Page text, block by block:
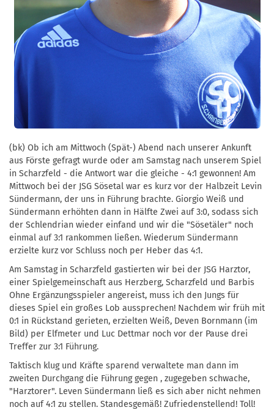
(bk) Ob ich am Mittwoch (Spät-) Abend nach unserer Ankunft
aus Förste gefragt wurde oder am Samstag nach unserem Spiel
in Scharzfeld - die Antwort war die gleiche - 4:1 gewonnen! Am
Mittwoch bei der JSG Sösetal war es kurz vor der Halbzeit Levin
Sündermann, der uns in Führung brachte. Giorgio Weiß und
Sündermann erhöhten dann in Hälfte Zwei auf 3:0, sodass sich
der Schlendrian wieder einfand und wir die "Sösetäler" noch
einmal auf 3:1 rankommen ließen. Wiederum Sündermann
erzielte kurz vor Schluss noch per Heber das 4:1.
Am Samstag in Scharzfeld gastierten wir bei der JSG Harztor,
einer Spielgemeinschaft aus Herzberg, Scharzfeld und Barbis
Ohne Ergänzungsspieler angereist, muss ich den Jungs für
dieses Spiel ein großes Lob aussprechen! Nachdem wir früh mit
0:1 in Rückstand gerieten, erzielten Weiß, Deven Bornmann (im
Bild) per Elfmeter und Luc Dettmar noch vor der Pause drei
Treffer zur 3:1 Führung.
Taktisch klug und Kräfte sparend verwaltete man dann im
zweiten Durchgang die Führung gegen , zugegeben schwache,
"Harztorer". Leven Sündermann ließ es sich aber nicht nehmen
noch auf 4:1 zu stellen. Standesgemäß! Zufriedenstellend! Toll!